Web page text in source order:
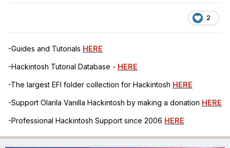
2
-Guides and Tutorials HERE
-Hackintosh Tutorial Database - HERE
-The largest EFI folder collection for Hackintosh HERE
-Support Olarila Vanilla Hackintosh by making a donation HERE
-Professional Hackintosh Support since 2006 HERE